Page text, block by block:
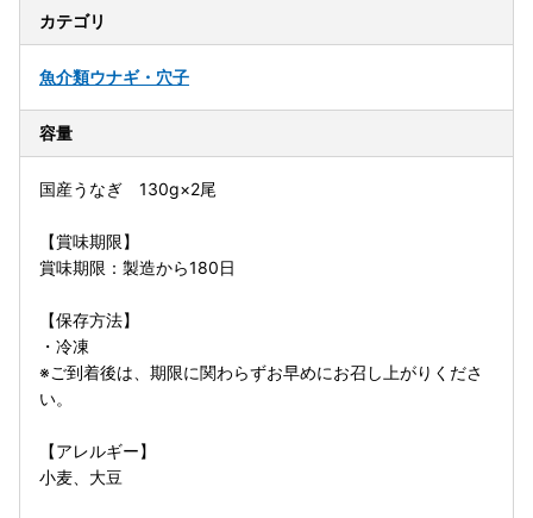
カテゴリ
魚介類ウナギ・穴子
容量
国産うなぎ 130g×2尾
【賞味期限】
賞味期限：製造から180日
【保存方法】
・冷凍
※ご到着後は、期限に関わらずお早めにお召し上がりくださ
い。
【アレルギー】
小麦、大豆